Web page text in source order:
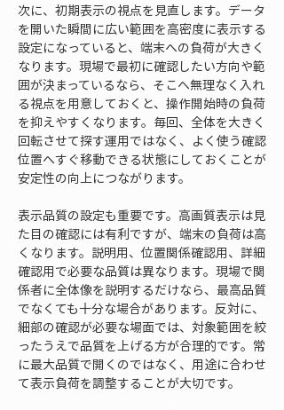
次に、初期表示の視点を見直します。データ
を開いた瞬間に広い範囲を高密度に表示する
設定になっていると、端末への負荷が大きく
なります。現場で最初に確認したい方向や範
囲が決まっているなら、そこへ無理なく入れ
る視点を用意しておくと、操作開始時の負荷
を抑えやすくなります。毎回、全体を大きく
回転させて探す運用ではなく、よく使う確認
位置へすぐ移動できる状態にしておくことが
安定性の向上につながります。
表示品質の設定も重要です。高画質表示は見
た目の確認には有利ですが、端末の負荷は高
くなります。説明用、位置関係確認用、詳細
確認用で必要な品質は異なります。現場で関
係者に全体像を説明するだけなら、最高品質
でなくても十分な場合があります。反対に、
細部の確認が必要な場面では、対象範囲を絞
ったうえで品質を上げる方が合理的です。常
に最大品質で開くのではなく、用途に合わせ
て表示負荷を調整することが大切です。